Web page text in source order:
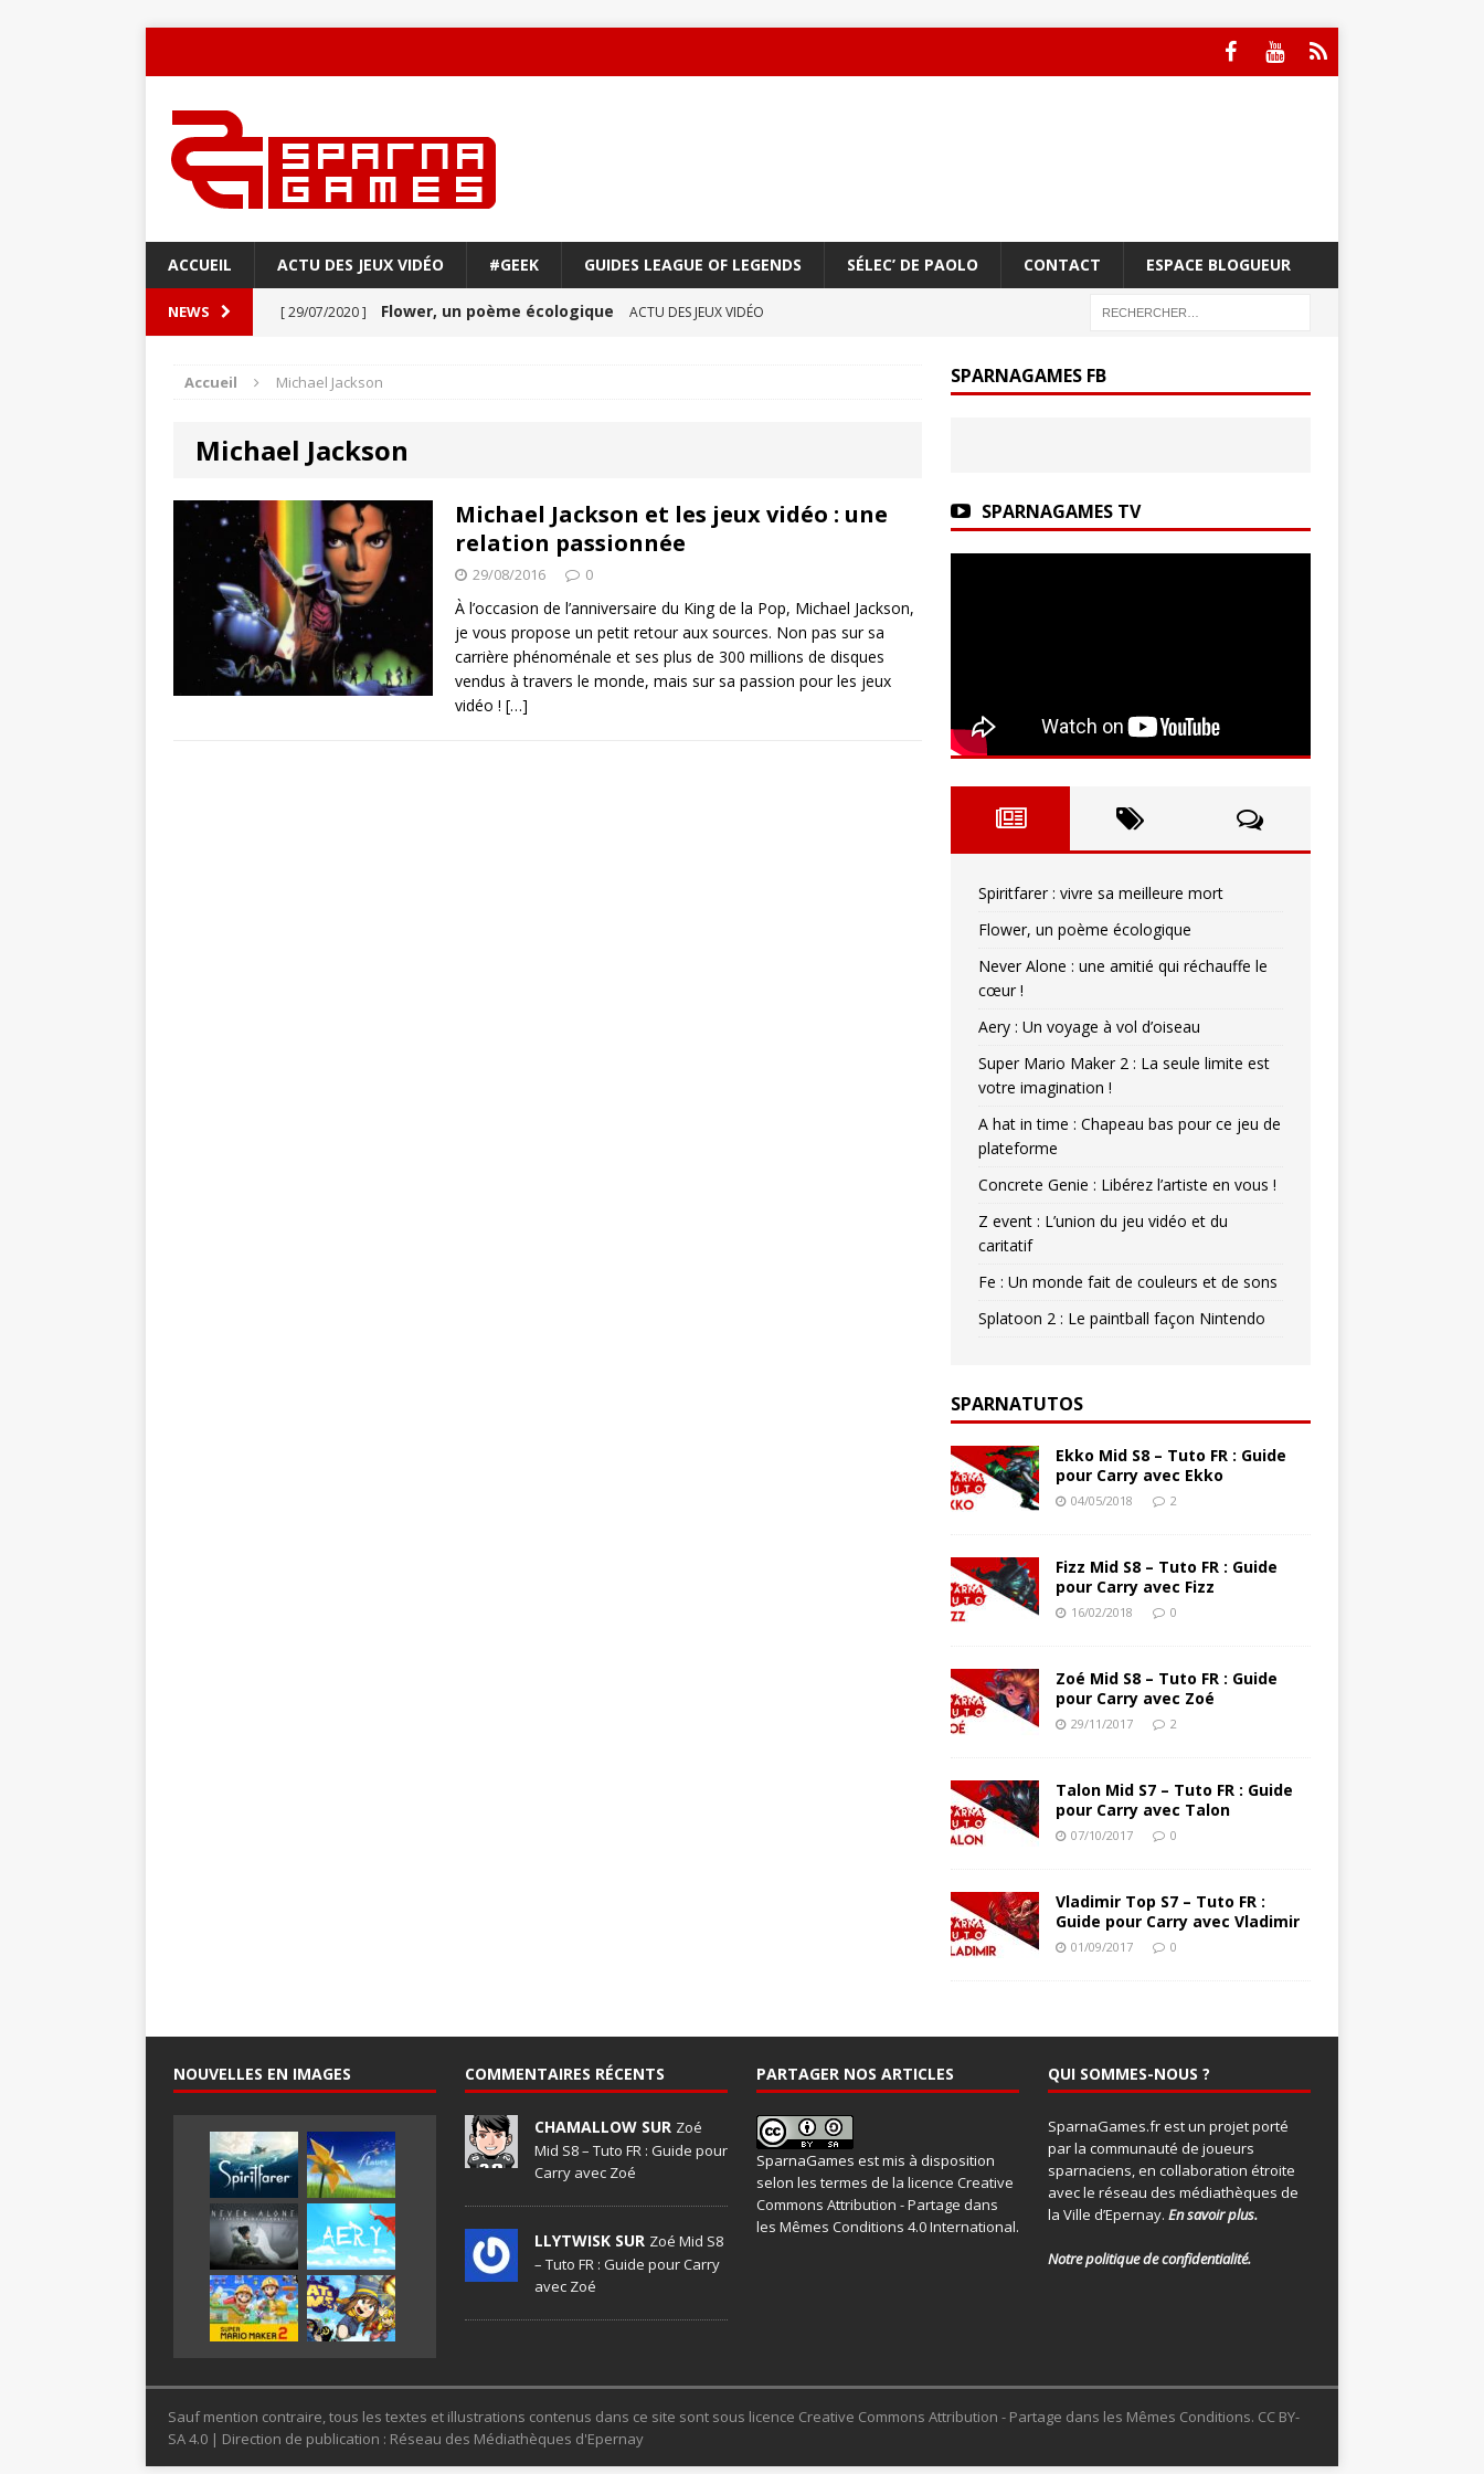
ACCUEIL ACTU DES JEUX VIDÉO #GEEK GUIDES LEAGUE OF LEGENDS SÉLEC’ DE PAOLO CONTACT ESPACE BLOGUEUR
NEWS [ 29/07/2020 ] Flower, un poème écologique ACTU DES JEUX VIDÉO
[ 21/03/2020 ] Aery : Un voyage à vol d’oiseau
[ 21/03/2020 ] Super Mario Maker 2 : La seule limite est votre imagination !
ACTU DES JEUX VIDÉO
[ 03/10/2020 ] Spiritfarer : vivre sa meilleure mort
Accueil Michael Jackson
Michael Jackson
Michael Jackson et les jeux vidéo : une
relation passionnée
29/08/2016 0
À l’occasion de l’anniversaire du King de la Pop, Michael Jackson,
je vous propose un petit retour aux sources. Non pas sur sa
carrière phénoménale et ses plus de 300 millions de disques
vendus à travers le monde, mais sur sa passion pour les jeux
vidéo ! […]
SPARNAGAMES FB
SPARNAGAMES TV
Spiritfarer : vivre sa meilleure mort
Flower, un poème écologique
Never Alone : une amitié qui réchauffe le
cœur !
Aery : Un voyage à vol d’oiseau
Super Mario Maker 2 : La seule limite est
votre imagination !
A hat in time : Chapeau bas pour ce jeu de
plateforme
Concrete Genie : Libérez l’artiste en vous !
Z event : L’union du jeu vidéo et du
caritatif
Fe : Un monde fait de couleurs et de sons
Splatoon 2 : Le paintball façon Nintendo
SPARNATUTOS
Ekko Mid S8 – Tuto FR : Guide
pour Carry avec Ekko
04/05/2018 2
Fizz Mid S8 – Tuto FR : Guide
pour Carry avec Fizz
16/02/2018 0
Zoé Mid S8 – Tuto FR : Guide
pour Carry avec Zoé
29/11/2017 2
Talon Mid S7 – Tuto FR : Guide
pour Carry avec Talon
07/10/2017 0
Vladimir Top S7 – Tuto FR :
Guide pour Carry avec Vladimir
01/09/2017 0
NOUVELLES EN IMAGES COMMENTAIRES RÉCENTS
CHAMALLOW SUR Zoé
Mid S8 – Tuto FR : Guide pour
Carry avec Zoé
LLYTWISK SUR Zoé Mid S8
– Tuto FR : Guide pour Carry
avec Zoé
PARTAGER NOS ARTICLES
SparnaGames est mis à disposition
selon les termes de la licence Creative
Commons Attribution - Partage dans
les Mêmes Conditions 4.0 International.
QUI SOMMES-NOUS ?
SparnaGames.fr est un projet porté
par la communauté de joueurs
sparnaciens, en collaboration étroite
avec le réseau des médiathèques de
la Ville d’Epernay. En savoir plus.
Notre politique de confidentialité.
Sauf mention contraire, tous les textes et illustrations contenus dans ce site sont sous licence Creative Commons Attribution - Partage dans les Mêmes Conditions. CC BY-
SA 4.0 | Direction de publication : Réseau des Médiathèques d'Epernay